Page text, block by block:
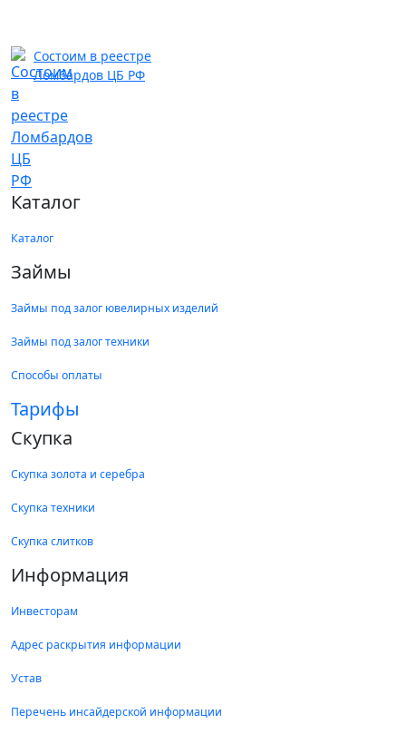
Состоим в реестре
Ломбардов ЦБ РФ
Каталог
Каталог
Займы
Займы под залог ювелирных изделий
Займы под залог техники
Способы оплаты
Тарифы
Скупка
Скупка золота и серебра
Скупка техники
Скупка слитков
Информация
Инвесторам
Адрес раскрытия информации
Устав
Перечень инсайдерской информации